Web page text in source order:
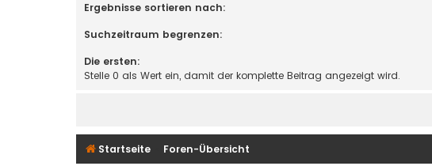
Ergebnisse sortieren nach:
Suchzeitraum begrenzen:
Die ersten:
Stelle 0 als Wert ein, damit der komplette Beitrag angezeigt wird.
Startseite Foren-Übersicht